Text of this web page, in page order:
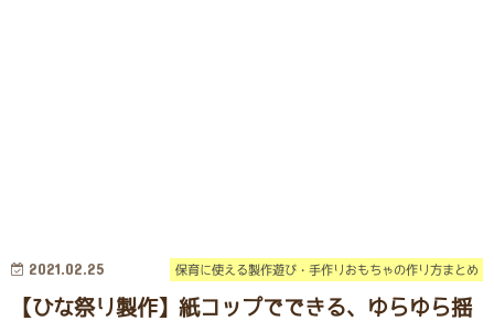
保育に使える製作遊び・手作りおもちゃの作り方まとめ
2021.02.25
【ひな祭り製作】紙コップでできる、ゆらゆら揺